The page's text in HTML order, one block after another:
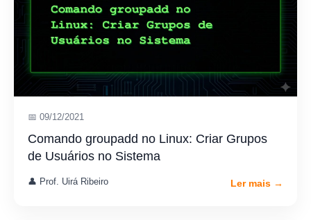
📅 09/12/2021
Comando groupadd no Linux: Criar Grupos
de Usuários no Sistema
👤 Prof. Uirá Ribeiro Ler mais →